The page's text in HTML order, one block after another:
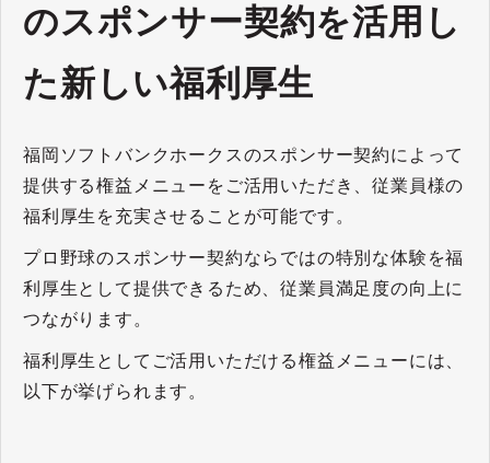
のスポンサー契約を活用し
た新しい福利厚生
福岡ソフトバンクホークスのスポンサー契約によって
提供する権益メニューをご活用いただき、従業員様の
福利厚生を充実させることが可能です。
プロ野球のスポンサー契約ならではの特別な体験を福
利厚生として提供できるため、従業員満足度の向上に
つながります。
福利厚生としてご活用いただける権益メニューには、
以下が挙げられます。